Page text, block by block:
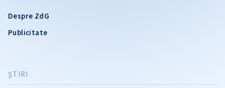
Despre ZdG
Publicitate
ŞTIRI